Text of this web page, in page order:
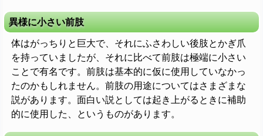
異様に小さい前肢
体はがっちりと巨大で、それにふさわしい後肢とかぎ爪
を持っていましたが、それに比べて前肢は極端に小さい
ことで有名です。前肢は基本的に仮に使用していなかっ
たのかもしれません。前肢の用途についてはさまざまな
説があります。面白い説としては起き上がるときに補助
的に使用した、というものがあります。